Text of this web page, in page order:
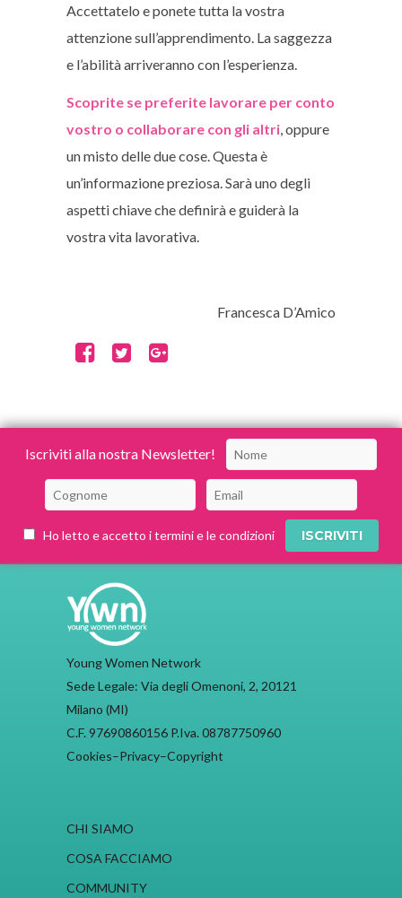
Accettatelo e ponete tutta la vostra
attenzione sull’apprendimento. La saggezza
e l’abilità arriveranno con l’esperienza.
Scoprite se preferite lavorare per conto
vostro o collaborare con gli altri, oppure
un misto delle due cose. Questa è
un’informazione preziosa. Sarà uno degli
aspetti chiave che definirà e guiderà la
vostra vita lavorativa.
Francesca D’Amico
Iscriviti alla nostra Newsletter!
Ho letto e accetto i termini e le condizioni
Young Women Network
Sede Legale: Via degli Omenoni, 2, 20121
Milano (MI)
C.F. 97690860156 P.Iva. 08787750960
Cookies–Privacy–Copyright
CHI SIAMO
COSA FACCIAMO
COMMUNITY